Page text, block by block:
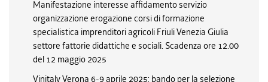
Manifestazione interesse affidamento servizio
organizzazione erogazione corsi di formazione
specialistica imprenditori agricoli Friuli Venezia Giulia
settore fattorie didattiche e sociali. Scadenza ore 12.00
del 12 maggio 2025
Vinitaly Verona 6-9 aprile 2025: bando per la selezione